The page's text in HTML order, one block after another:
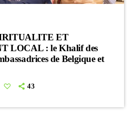
ET
LOCAL : le Khalif des
de Belgique et
43